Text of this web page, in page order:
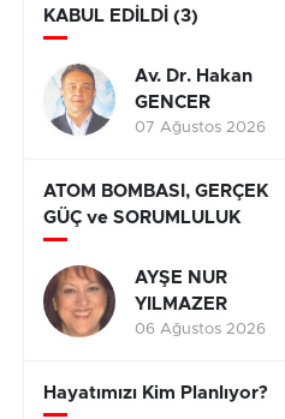
KABUL EDİLDİ (3)
Av. Dr. Hakan
GENCER
07 Ağustos 2026
ATOM BOMBASI, GERÇEK
GÜÇ ve SORUMLULUK
AYŞE NUR
YILMAZER
06 Ağustos 2026
Hayatımızı Kim Planlıyor?